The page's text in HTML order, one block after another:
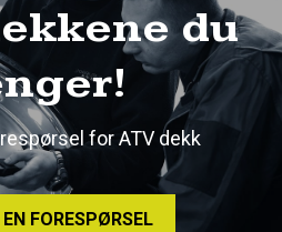
du
for ATV dekk
FORESPØRSEL